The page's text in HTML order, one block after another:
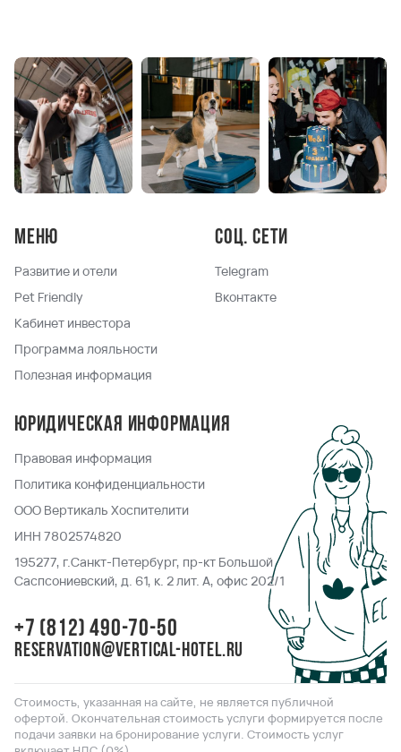
Меню
Развитие и отели
Pet Friendly
Кабинет инвестора
Программа лояльности
Полезная информация
Соц. сети
Telegram
Вконтакте
Юридическая информация
Правовая информация
Политика конфиденциальности
ООО Вертикаль Хоспителити
ИНН 7802574820
195277, г.Санкт-Петербург, пр-кт Большой
Саспсониевский, д. 61, к. 2 лит. А, офис 202/1
+7 (812) 490-70-50
reservation@vertical-hotel.ru
Стоимость, указанная на сайте, не является публичной
офертой. Окончательная стоимость услуги формируется после
подачи заявки на бронирование услуги. Стоимость услуг